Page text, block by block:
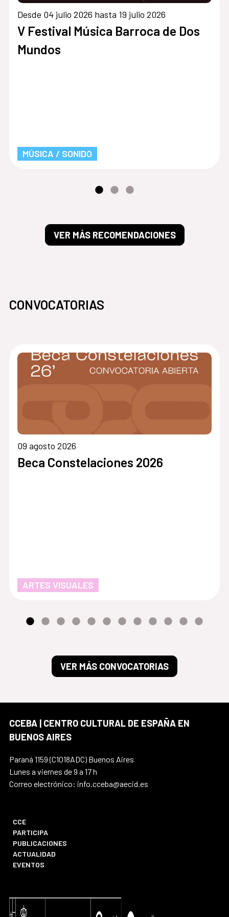
Desde 04 julio 2026 hasta 19 julio 2026
V Festival Música Barroca de Dos
Mundos
MÚSICA / SONIDO
VER MÁS RECOMENDACIONES
CONVOCATORIAS
09 agosto 2026
Beca Constelaciones 2026
ARTES VISUALES
VER MÁS CONVOCATORIAS
CCEBA | CENTRO CULTURAL DE ESPAÑA EN
BUENOS AIRES
Paraná 1159 (C1018ADC) Buenos Aires
Lunes a viernes de 9 a 17 h
Correo electrónico: info.cceba@aecid.es
CCE
PARTICIPA
PUBLICACIONES
ACTUALIDAD
EVENTOS